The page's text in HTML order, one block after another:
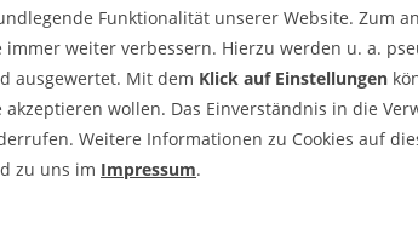
Reinhard Gerndt
Standort Wolfenbüttel
Lehre & Weiterbildung
& Studiengangsorganisation
Funktionalität unserer Website. Zum
immer weiter verbessern. Hierzu werden u. a.
ausgewertet. Mit dem Klick auf Einstellungen
akzeptieren wollen. Das Einverständnis in die
Weitere Informationen zu Cookies auf
zu uns im Impressum.